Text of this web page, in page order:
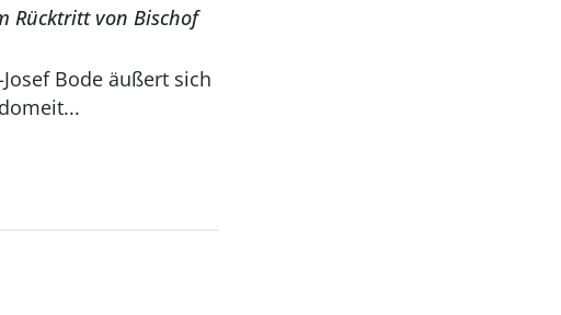
Rücktritt von Bischof
Bode äußert sich